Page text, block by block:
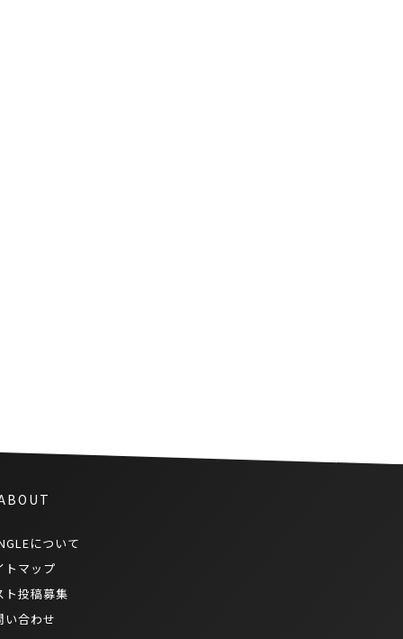
について
トマップ
ト投稿募集
い合わせ